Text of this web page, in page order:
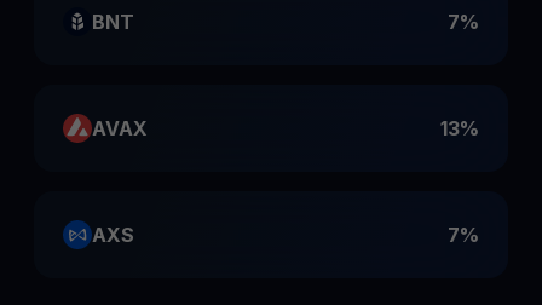
BNT 7%
AVAX 13%
AXS 7%